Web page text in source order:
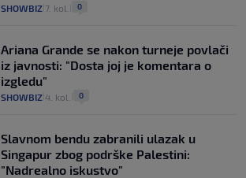
SHOWBIZ 7. kol. 0
Ariana Grande se nakon turneje povlači
iz javnosti: "Dosta joj je komentara o
izgledu"
SHOWBIZ 4. kol. 0
Slavnom bendu zabranili ulazak u
Singapur zbog podrške Palestini:
"Nadrealno iskustvo"